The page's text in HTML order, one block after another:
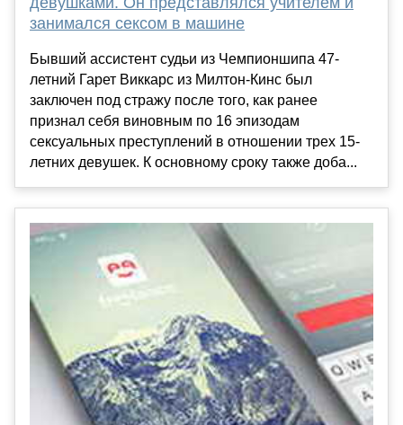
занимался сексом в машине
Бывший ассистент судьи из Чемпионшипа 47-
летний Гарет Виккарс из Милтон-Кинс был
заключен под стражу после того, как ранее
признал себя виновным по 16 эпизодам
сексуальных преступлений в отношении трех 15-
летних девушек. К основному сроку также доба...